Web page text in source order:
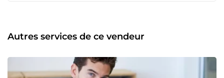
Autres services de ce vendeur